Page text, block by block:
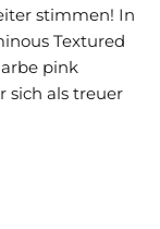
stimmen! In
Textured
pink
sich als treuer